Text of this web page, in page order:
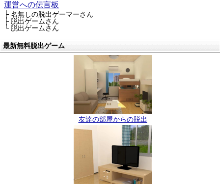
運営への伝言板
├ 名無しの脱出ゲーマーさん
├ 脱出ゲームさん
└ 脱出ゲームさん
最新無料脱出ゲーム
友達の部屋からの脱出